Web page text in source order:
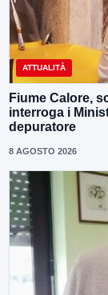
ATTUALITÀ
Fiume Calore,
interroga i
depuratore
8 AGOSTO 2026